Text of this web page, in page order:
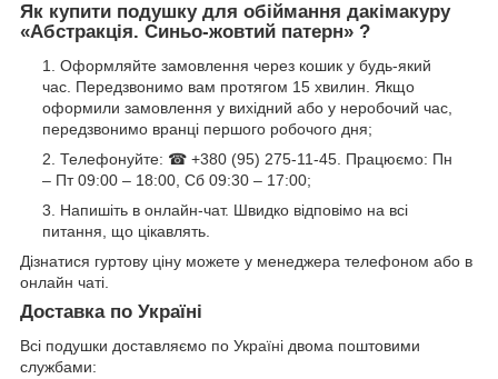
Як купити подушку для обіймання дакімакуру
«Абстракція. Синьо-жовтий патерн» ?
Оформляйте замовлення через кошик у будь-який
час. Передзвонимо вам протягом 15 хвилин. Якщо
оформили замовлення у вихідний або у неробочий час,
передзвонимо вранці першого робочого дня;
Телефонуйте: ☎ +380 (95) 275-11-45. Працюємо: Пн
– Пт 09:00 – 18:00, Сб 09:30 – 17:00;
Напишіть в онлайн-чат. Швидко відповімо на всі
питання, що цікавлять.
Дізнатися гуртову ціну можете у менеджера телефоном або в
онлайн чаті.
Доставка по Україні
Всі подушки доставляємо по Україні двома поштовими
службами: